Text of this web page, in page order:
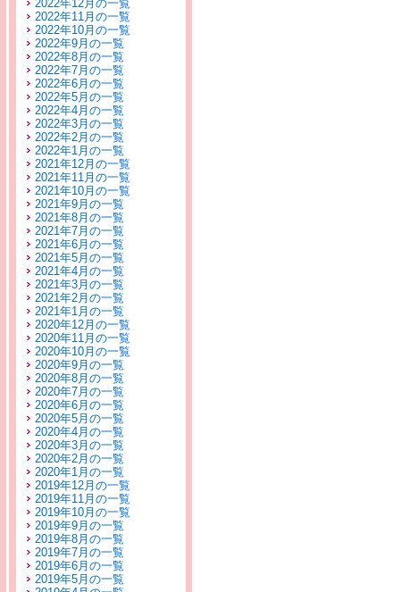
2022年12月の一覧
2022年11月の一覧
2022年10月の一覧
2022年9月の一覧
2022年8月の一覧
2022年7月の一覧
2022年6月の一覧
2022年5月の一覧
2022年4月の一覧
2022年3月の一覧
2022年2月の一覧
2022年1月の一覧
2021年12月の一覧
2021年11月の一覧
2021年10月の一覧
2021年9月の一覧
2021年8月の一覧
2021年7月の一覧
2021年6月の一覧
2021年5月の一覧
2021年4月の一覧
2021年3月の一覧
2021年2月の一覧
2021年1月の一覧
2020年12月の一覧
2020年11月の一覧
2020年10月の一覧
2020年9月の一覧
2020年8月の一覧
2020年7月の一覧
2020年6月の一覧
2020年5月の一覧
2020年4月の一覧
2020年3月の一覧
2020年2月の一覧
2020年1月の一覧
2019年12月の一覧
2019年11月の一覧
2019年10月の一覧
2019年9月の一覧
2019年8月の一覧
2019年7月の一覧
2019年6月の一覧
2019年5月の一覧